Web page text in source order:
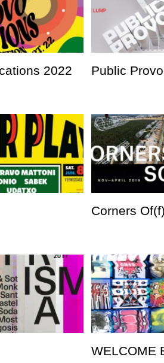
2022 Public
Corners
WELCOME